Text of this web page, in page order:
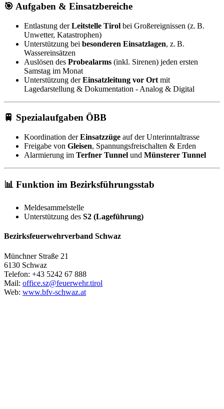
🎯 Aufgaben & Einsatzbereiche
Entlastung derLeitstelle Tirol bei Großereignissen (z. B.
Unwetter, Katastrophen)
Unterstützung bei besonderen Einsatzlagen, z. B.
Wassereinsätzen
Auslösen des Probealarms (inkl. Sirenen) jeden ersten
Samstag im Monat
Unterstützung derEinsatzleitung vor Ort mit
Lagedarstellung & Dokumentation - Analog & Digital
🚆 Spezialaufgaben ÖBB
Koordination derEinsatzzüge auf der Unterinntaltrasse
Freigabe von Gleisen, Spannungsfreischalten & Erden
Alarmierung im Terfner Tunnel und Münsterer Tunnel
📊 Funktion im Bezirksführungsstab
Meldesammelstelle
Unterstützung des S2 (Lageführung)
Bezirksfeuerwehrverband Schwaz
Münchner Straße 21
6130 Schwaz
Telefon: +43 5242 67 888
Mail: office.sz@feuerwehr.tirol
Web: www.bfv-schwaz.at